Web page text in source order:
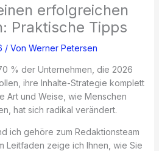
erfolgreichen
Praktische Tipps
/ Von Werner Petersen
% der Unternehmen, die 2026
ihre Inhalte-Strategie komplett
Art und Weise, wie Menschen
hat sich radikal verändert.
ich gehöre zum Redaktionsteam
Leitfaden zeige ich Ihnen, wie Sie